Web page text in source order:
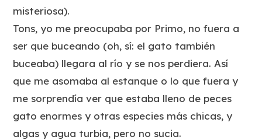
misteriosa).
Tons, yo me preocupaba por Primo, no fuera a
ser que buceando (oh, sí: el gato también
buceaba) llegara al río y se nos perdiera. Así
que me asomaba al estanque o lo que fuera y
me sorprendía ver que estaba lleno de peces
gato enormes y otras especies más chicas, y
algas y agua turbia, pero no sucia.